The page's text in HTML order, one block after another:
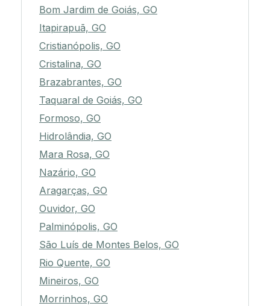
Bom Jardim de Goiás, GO
Itapirapuã, GO
Cristianópolis, GO
Cristalina, GO
Brazabrantes, GO
Taquaral de Goiás, GO
Formoso, GO
Hidrolândia, GO
Mara Rosa, GO
Nazário, GO
Aragarças, GO
Ouvidor, GO
Palminópolis, GO
São Luís de Montes Belos, GO
Rio Quente, GO
Mineiros, GO
Morrinhos, GO